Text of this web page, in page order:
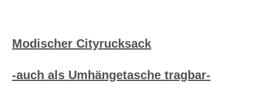
Modischer Cityrucksack
-auch als Umhängetasche tragbar-